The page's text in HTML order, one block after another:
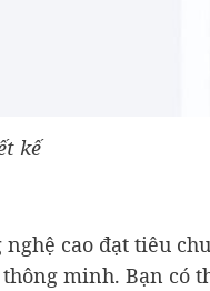
kế
cao đạt tiêu
minh. Bạn có